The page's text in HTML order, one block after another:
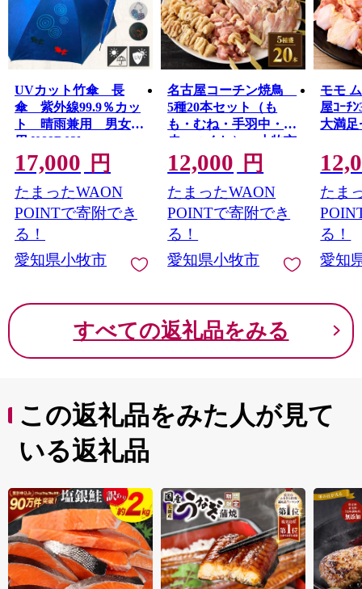
UVカット竹傘 長
傘 紫外線99.9％カッ
ト 晴雨兼用 男女兼
用 [089D02]
17,000 円
たまったWAON
POINTで寄附でき
る！
愛知県小牧市
名古屋コーチン焼鳥
5種20本セット（も
も・むね・手羽中・
皮・つくね） 小牧市
12,000 円
たまったWAON
POINTで寄附でき
る！
愛知県小牧市
モモ
屋ｺｰﾁ
大満
たま
る！
愛知
すべての返礼品をみる
この返礼品をみた人が見て
いる返礼品